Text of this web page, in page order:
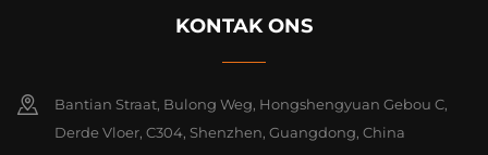
KONTAK ONS
Bantian Straat, Bulong Weg, Hongshengyuan Gebou C,
Derde Vloer, C304, Shenzhen, Guangdong, China